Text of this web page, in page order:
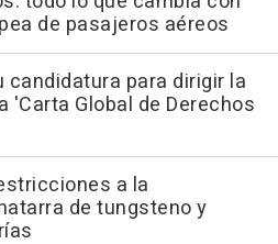
de pasajeros aéreos
candidatura para dirigir la
'Carta Global de Derechos
a la
de tungsteno y